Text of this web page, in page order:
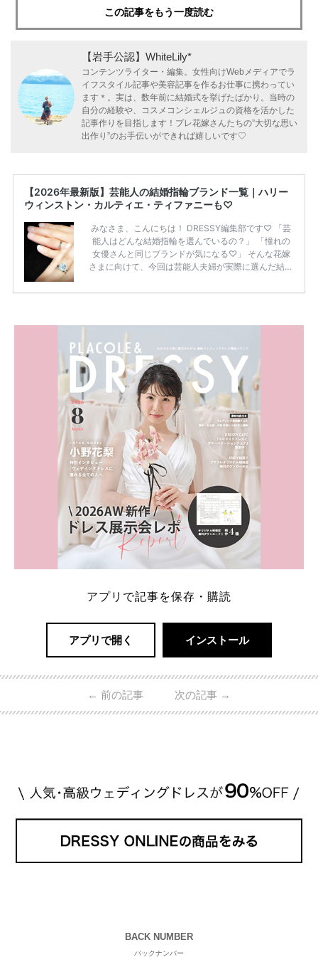
この記事をもう一度読む
【岩手公認】WhiteLily*
コンテンツライター・編集。女性向けWebメディアでラ
イフスタイル記事や美容記事を作るお仕事に携わってい
ます＊。実は、数年前に結婚式を挙げたばかり。当時の
自分の経験や、コスメコンシェルジュの資格を活かした
記事作りを目指します！プレ花嫁さんたちの”大切な思い
出作り”のお手伝いができれば嬉しいです♡
【2026年最新版】芸能人の結婚指輪ブランド一覧｜ハリー
ウィンストン・カルティエ・ティファニーも♡
みなさま、こんにちは！ DRESSY編集部です♡ 「芸
能人はどんな結婚指輪を選んでいるの？」 「憧れの
女優さんと同じブランドが気になる♡」 そんな花嫁
さまに向けて、今回は芸能人夫婦が実際に選んだ結婚
ーウィンストンやカルティエ、ティファニーなど世界
推定価格帯 ・花嫁人気が高い理由 などもあわせて解
説していきます♡ 「芸能人の結婚指輪ってやっぱり
高い？」 「手が届くブランドもある？」 「人気ブラ
[…]続きを読む
アプリで記事を保存・購読
アプリで開く インストール
← 前の記事 次の記事 →
BACK NUMBER
バックナンバー